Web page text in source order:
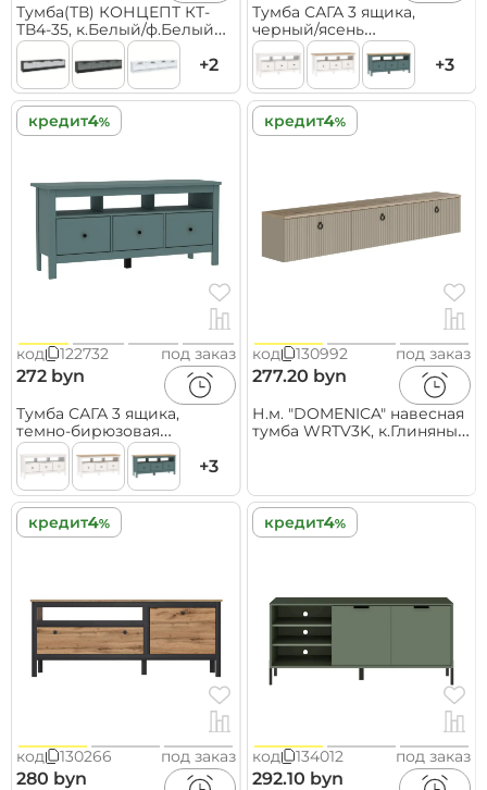
Тумба(ТВ) КОНЦЕПТ КТ-
ТВ4-35, к.Белый/ф.Белый
(В348хШ1800хГ355мм)
+2
Тумба САГА 3 ящика,
черный/ясень
(2.08.03.090.25 RU)
+3
кредит
код 122732 под заказ
272 byn
Тумба САГА 3 ящика,
темно-бирюзовая
(2.08.03.090.6 RU)
+3
кредит
код 130992 под заказ
277.20 byn
Н.м. "DOMENICA" навесная
тумба WRTV3K, к.Глиняный
кредит
код 130266 под заказ
280 byn
кредит
код 134012 под заказ
292.10 byn